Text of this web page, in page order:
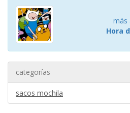
más
Hora
categorías
sacos mochila